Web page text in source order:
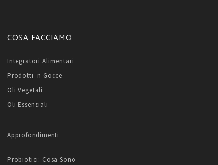
COSA FACCIAMO
Integratori Alimentari
Prodotti In Gocce
Oli Vegetali
Oli Essenziali
Approfondimenti
Probiotici: Cosa Sono